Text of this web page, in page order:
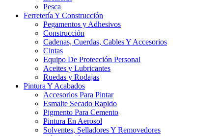
Pesca
Ferretería Y Construcción
Pegamentos y Adhesivos
Construcción
Cadenas, Cuerdas, Cables Y Accesorios
Cintas
Equipo De Protección Personal
Aceites y Lubricantes
Ruedas y Rodajas
Pintura Y Acabados
Accesorios Para Pintar
Esmalte Secado Rapido
Pigmento Para Cemento
Pintura En Aerosol
Solventes, Selladores Y Removedores